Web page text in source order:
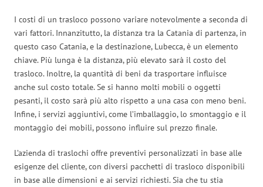
I costi di un trasloco possono variare notevolmente a seconda di
vari fattori. Innanzitutto, la distanza tra la Catania di partenza, in
questo caso Catania, e la destinazione, Lubecca, è un elemento
chiave. Più lunga è la distanza, più elevato sarà il costo del
trasloco. Inoltre, la quantità di beni da trasportare influisce
anche sul costo totale. Se si hanno molti mobili o oggetti
pesanti, il costo sarà più alto rispetto a una casa con meno beni.
Infine, i servizi aggiuntivi, come l’imballaggio, lo smontaggio e il
montaggio dei mobili, possono influire sul prezzo finale.
L’azienda di traslochi offre preventivi personalizzati in base alle
esigenze del cliente, con diversi pacchetti di trasloco disponibili
in base alle dimensioni e ai servizi richiesti. Sia che tu stia